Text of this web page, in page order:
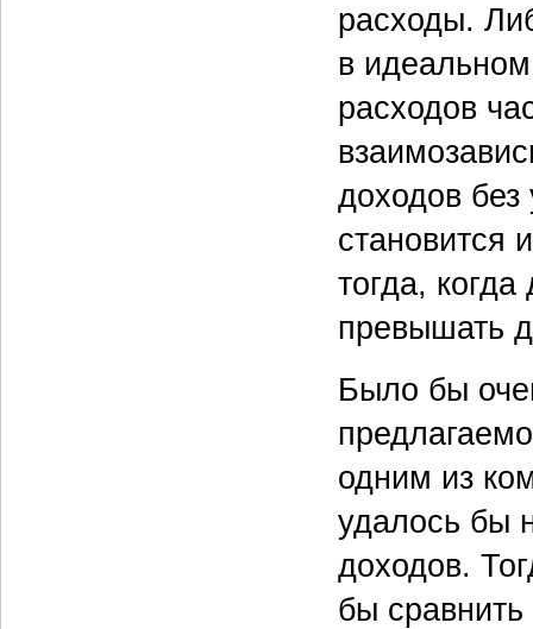
расходы.
в
расходов
доходов
становится
тогда,
превышать
Было бы
одним из
удалось бы
доходов.
бы